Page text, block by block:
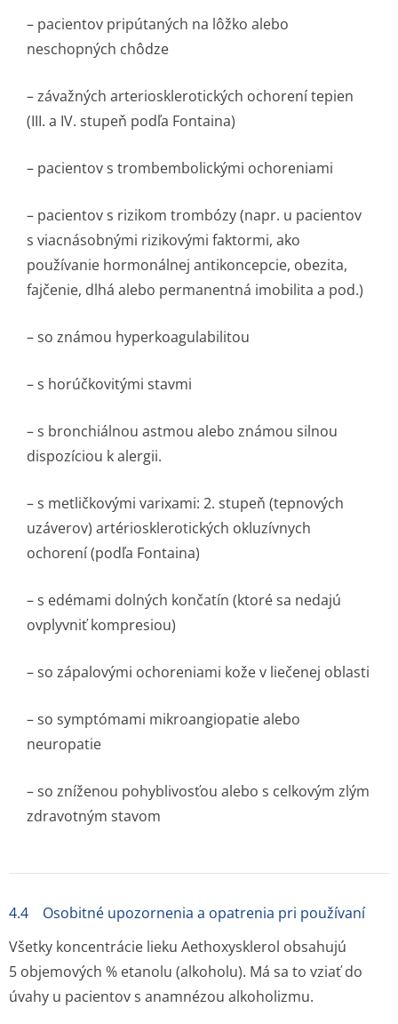
– pacientov pripútaných na lôžko alebo
neschopných chôdze
– závažných arteriosklero­tických ochorení tepien
(III. a IV. stupeň podľa Fontaina)
– pacientov s trombembolickými ochoreniami
– pacientov s rizikom trombózy (napr. u pacientov
s viacnásobnými rizikovými faktormi, ako
používanie hormonálnej antikoncepcie, obezita,
fajčenie, dlhá alebo permanentná imobilita a pod.)
– so známou hyperkoagulabilitou
– s horúčkovitými stavmi
– s bronchiálnou astmou alebo známou silnou
dispozíciou k alergii.
– s metličkovými varixami: 2. stupeň (tepnových
uzáverov) artériosklero­tických okluzívnych
ochorení (podľa Fontaina)
– s edémami dolných končatín (ktoré sa nedajú
ovplyvniť kompresiou)
– so zápalovými ochoreniami kože v liečenej oblasti
– so symptómami mikroangiopatie alebo
neuropatie
– so zníženou pohyblivosťou alebo s celkovým zlým
zdravotným stavom
4.4 Osobitné upozornenia a opatrenia pri používaní
Všetky koncentrácie lieku Aethoxysklerol obsahujú
5 objemových % etanolu (alkoholu). Má sa to vziať do
úvahy u pacientov s anamnézou alkoholizmu.